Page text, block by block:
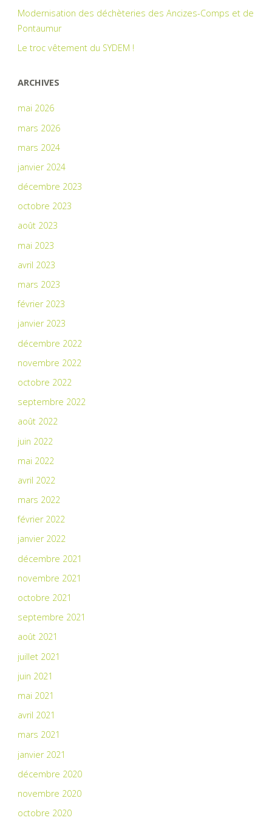
Modernisation des déchèteries des Ancizes-Comps et de
Pontaumur
Le troc vêtement du SYDEM !
ARCHIVES
mai 2026
mars 2026
mars 2024
janvier 2024
décembre 2023
octobre 2023
août 2023
mai 2023
avril 2023
mars 2023
février 2023
janvier 2023
décembre 2022
novembre 2022
octobre 2022
septembre 2022
août 2022
juin 2022
mai 2022
avril 2022
mars 2022
février 2022
janvier 2022
décembre 2021
novembre 2021
octobre 2021
septembre 2021
août 2021
juillet 2021
juin 2021
mai 2021
avril 2021
mars 2021
janvier 2021
décembre 2020
novembre 2020
octobre 2020